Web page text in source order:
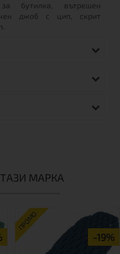
бутилка, вътрешен
джоб с цип, скрит
МАРКА
ПРОМО
-19%